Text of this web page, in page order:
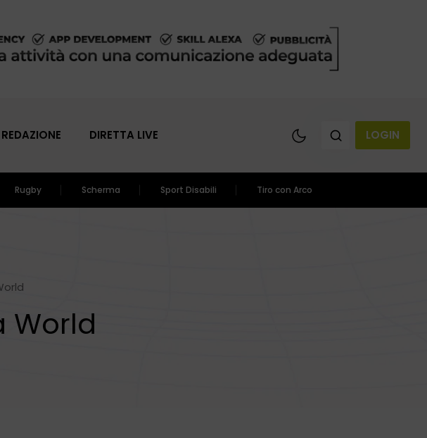
REDAZIONE DIRETTA LIVE LOGIN
Rugby Scherma Sport Disabili Tiro con Arco
World